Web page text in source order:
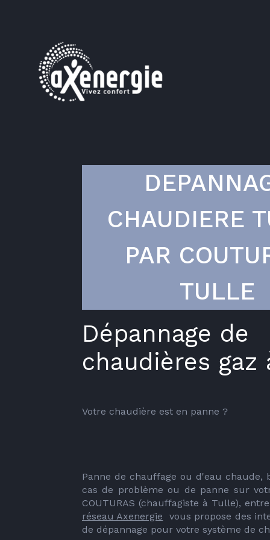
CHAUDIERE
PAR
TULLE
Dépannage de
chaudières gaz
Votre chaudière est en panne ?
Panne de chauffage ou d'eau chaude,
cas de problème ou de panne sur
réseau Axenergie
vous propose des
de dépannage pour votre système de